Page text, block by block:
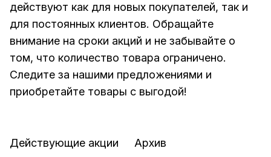
действуют как для новых покупателей, так и
для постоянных клиентов. Обращайте
внимание на сроки акций и не забывайте о
том, что количество товара ограничено.
Следите за нашими предложениями и
приобретайте товары с выгодой!
Действующие акции Архив